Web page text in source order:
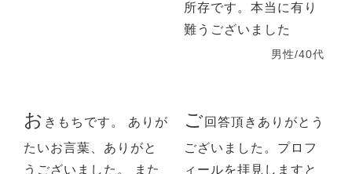
所存です。本当に有り
難うございました
男性/40代
お きもちです。 ありが
たいお言葉、ありがと
うございました。 また
ご回答頂きありがとう
ございました。プロフ
ィールを拝見しますと